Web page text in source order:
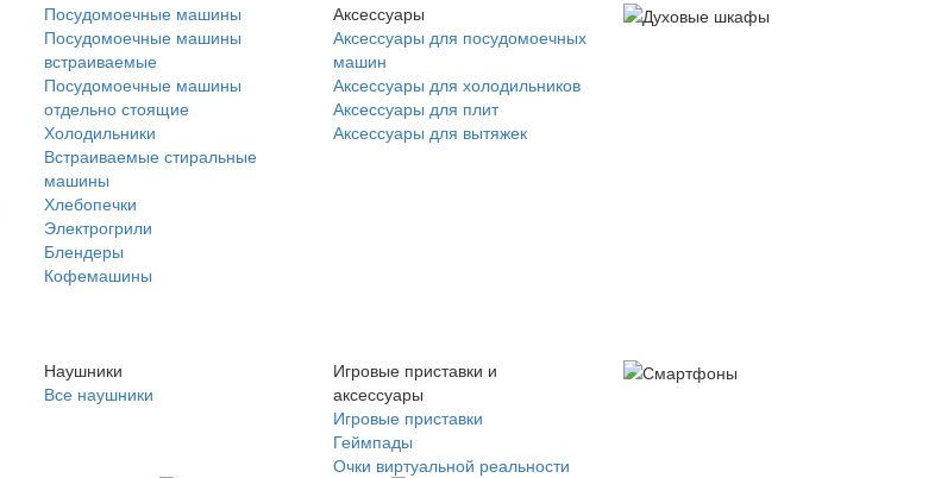
Посудомоечные машины
Посудомоечные машины
встраиваемые
Посудомоечные машины
отдельно стоящие
Холодильники
Встраиваемые стиральные
машины
Хлебопечки
Электрогрили
Блендеры
Кофемашины
Аксессуары
Аксессуары для посудомоечных
машин
Аксессуары для холодильников
Аксессуары для плит
Аксессуары для вытяжек
Наушники
Все наушники
Игровые приставки и
аксессуары
Игровые приставки
Геймпады
Очки виртуальной реальности